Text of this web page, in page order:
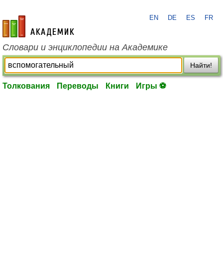
academic.ru
EN DE ES FR
Словари и энциклопедии на Академике
Найти!
Толкования Переводы Книги Игры ⚽